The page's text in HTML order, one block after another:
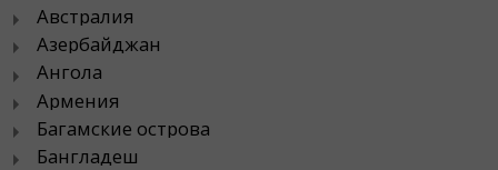
Австралия
Азербайджан
Ангола
Армения
Багамские острова
Бангладеш